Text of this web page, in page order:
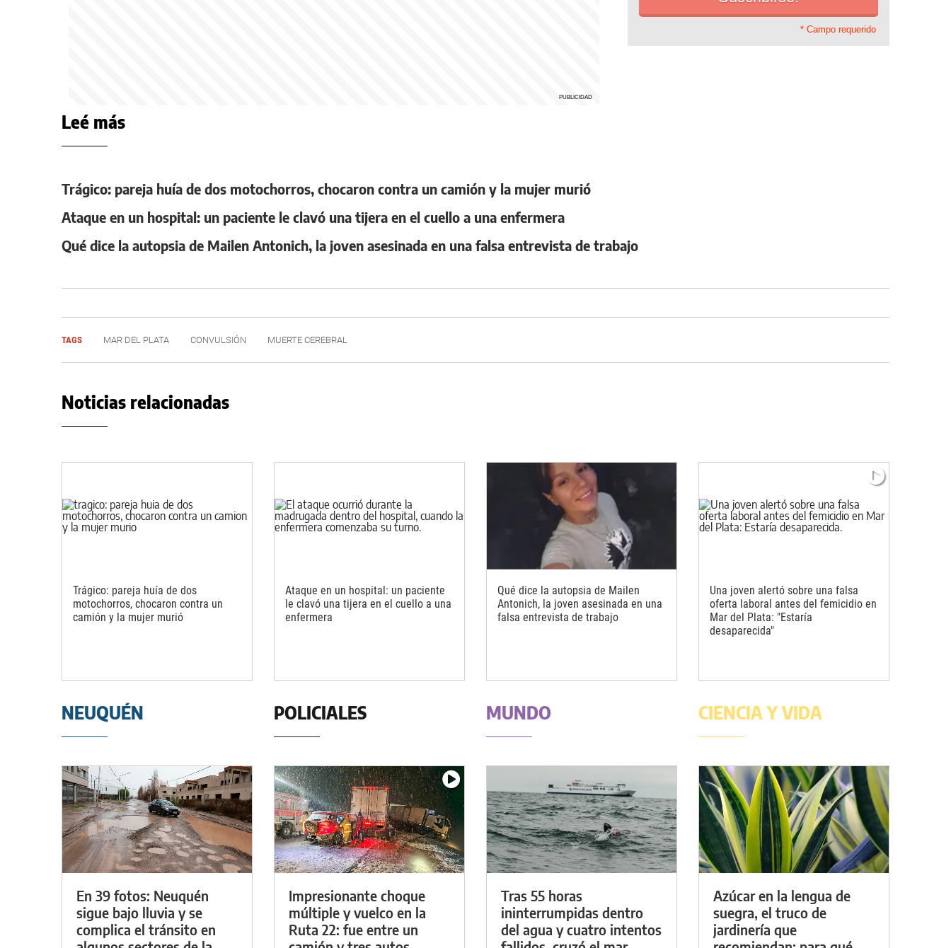
* Campo requerido
Leé más
Trágico: pareja huía de dos motochorros, chocaron contra un camión y la mujer murió
Ataque en un hospital: un paciente le clavó una tijera en el cuello a una enfermera
Qué dice la autopsia de Mailen Antonich, la joven asesinada en una falsa entrevista de trabajo
TAGS MAR DEL PLATA CONVULSIÓN MUERTE CEREBRAL
Noticias relacionadas
Trágico: pareja huía de dos
motochorros, chocaron contra un
camión y la mujer murió
Ataque en un hospital: un paciente
le clavó una tijera en el cuello a una
enfermera
Qué dice la autopsia de Mailen
Antonich, la joven asesinada en una
falsa entrevista de trabajo
Una joven alertó sobre una falsa
oferta laboral antes del femicidio en
Mar del Plata: "Estaría
desaparecida"
NEUQUÉN
En 39 fotos: Neuquén
sigue bajo lluvia y se
complica el tránsito en
POLICIALES
Impresionante choque
múltiple y vuelco en la
Ruta 22: fue entre un
MUNDO
Tras 55 horas
ininterrumpidas dentro
del agua y cuatro intentos
CIENCIA Y VIDA
Azúcar en la lengua de
suegra, el truco de
jardinería que